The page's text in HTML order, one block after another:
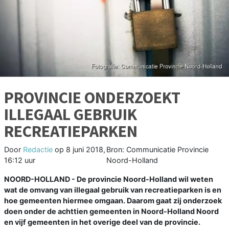
PROVINCIE ONDERZOEKT
ILLEGAAL GEBRUIK
RECREATIEPARKEN
Door Redactie op 8 juni 2018,
16:12 uur
Bron: Communicatie Provincie
Noord-Holland
NOORD-HOLLAND - De provincie Noord-Holland wil weten
wat de omvang van illegaal gebruik van recreatieparken is en
hoe gemeenten hiermee omgaan. Daarom gaat zij onderzoek
doen onder de achttien gemeenten in Noord-Holland Noord
en vijf gemeenten in het overige deel van de provincie.